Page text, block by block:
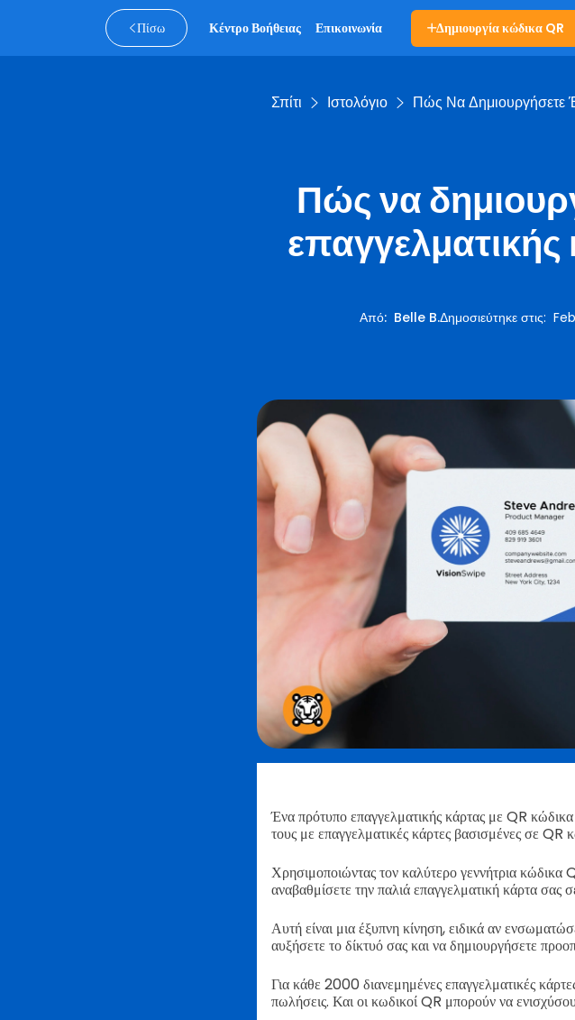
Πίσω Κέντρο Βοήθειας Επικοινωνία Δημιουργία κώδικα QR
Σπίτι Ιστολόγιο Πώς Να Δημιουργήσετε
Πώς να
Από: Belle B.Δημοσιεύτηκε στις:
Ένα πρότυπο επαγγελματικής κάρτας με QR
τους με επαγγελματικές κάρτες βασισμένες σε QR
Χρησιμοποιώντας τον καλύτερο γεννήτρια κώδικα
αναβαθμίσετε την παλιά επαγγελματική κάρτα σας
Αυτή είναι μια έξυπνη κίνηση, ειδικά αν
αυξήσετε το δίκτυό σας και να δημιουργήσετε
Για κάθε 2000 διανεμημένες επαγγελματικές
πωλήσεις. Και οι κωδικοί QR μπορούν να